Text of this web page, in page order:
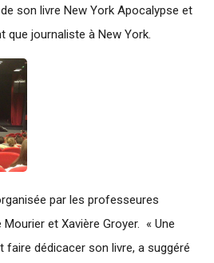
son livre New York Apocalypse et
que journaliste à New York.
par les professeures
et Xavière Groyer. « Une
faire dédicacer son livre, a suggéré